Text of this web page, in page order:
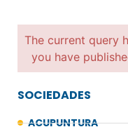
The current query
you have
SOCIEDADES
ACUPUNTURA